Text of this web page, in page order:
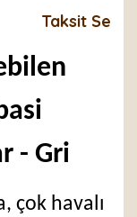
Taksit
- Gri
çok havalı